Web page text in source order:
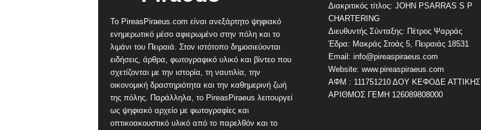
Το PireasPiraeus.com είναι ανεξάρτητο ψηφιακό
ενημερωτικό μέσο αφιερωμένο στην πόλη και το
λιμάνι του Πειραιά. Στον ιστότοπο δημοσιεύονται
ειδήσεις, άρθρα, φωτογραφικό υλικό και βίντεο που
σχετίζονται με την ιστορία, τη ναυτιλία, την
οικονομική δραστηριότητα και την καθημερινή ζωή
της πόλης. Παράλληλα, το PireasPiraeus λειτουργεί
ως ψηφιακό αρχείο με φωτογραφίες και
οπτικοακουστικό υλικό από το παρελθόν και το
Διακριτικός τίτλος: JOHN PSARRAS S P
CHARTERING
Διευθυντής Σύνταξης: Πέτρος Ψαρράς
Έδρα: Μακράς Στοάς 5, Πειραιάς 18531
Email: info@pireaspiraeus.com
Website: www.pireaspiraeus.com
ΑΦΜ : 111751210 ΔΟΥ ΚΕΦΟΔΕ ΑΤΤΙΚΗΣ
ΑΡΙΘΜΟΣ ΓΕΜΗ 126089808000